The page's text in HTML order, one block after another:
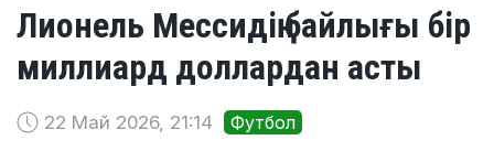
Лионель Мессидің байлығы бір
миллиард доллардан асты
22 Май 2026, 21:14 Футбол